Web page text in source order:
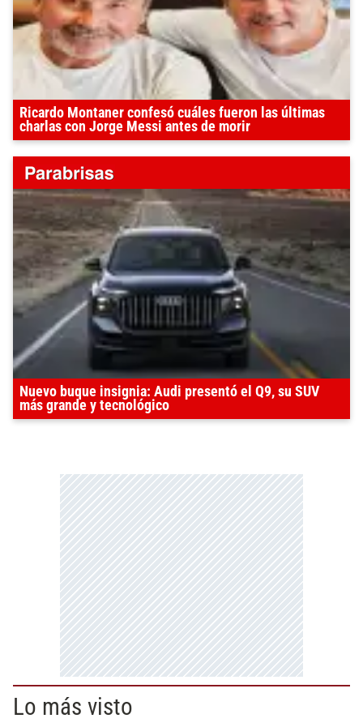
Ricardo Montaner confesó cuáles fueron las últimas
charlas con Jorge Messi antes de morir
Nuevo buque insignia: Audi presentó el Q9, su SUV
más grande y tecnológico
Lo más visto